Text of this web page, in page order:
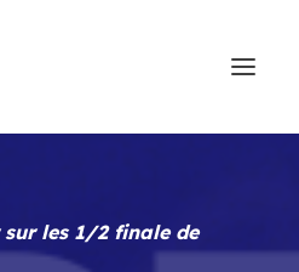
sur les 1/2 finale de